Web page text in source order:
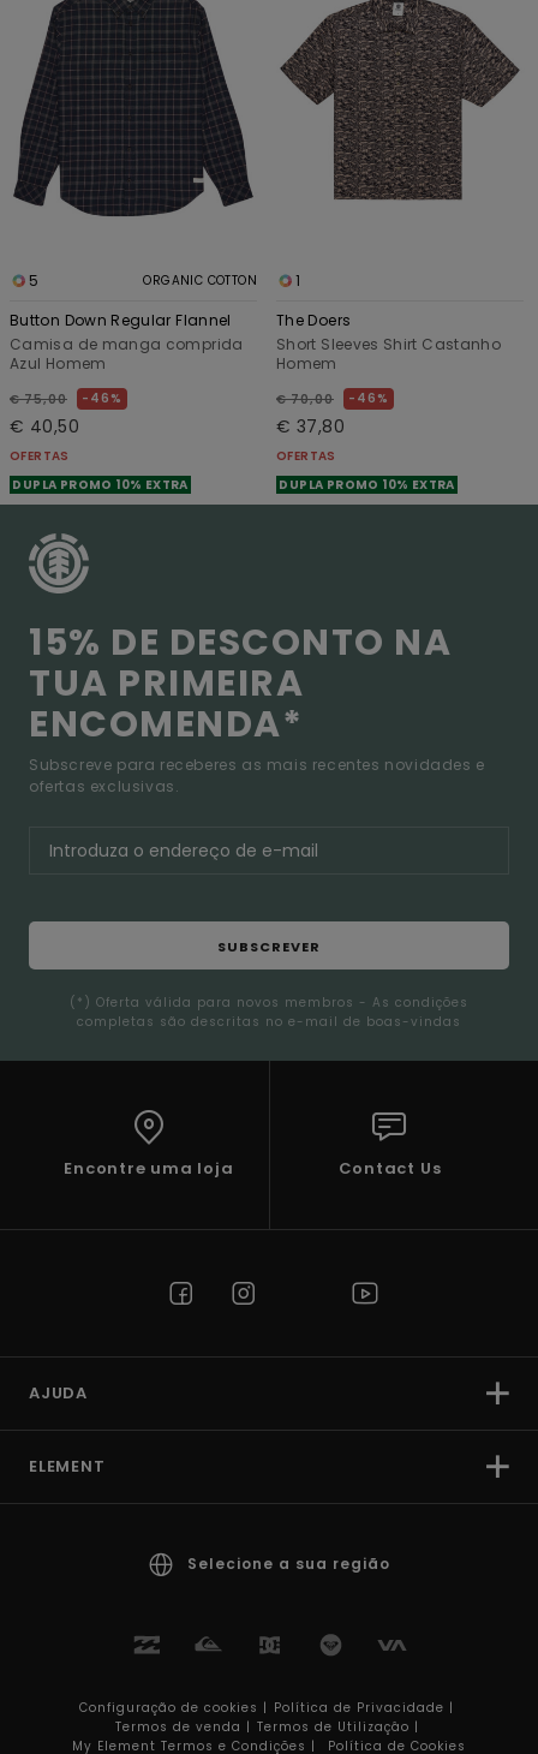
5 ORGANIC COTTON
Button Down Regular Flannel
Camisa de manga comprida
Azul Homem
€ 75,00 46%
€ 40,50
OFERTAS
DUPLA PROMO 10% EXTRA
1
The Doers
Short Sleeves Shirt Castanho
Homem
€ 70,00 46%
€ 37,80
OFERTAS
DUPLA PROMO 10% EXTRA
15% DE DESCONTO NA
TUA PRIMEIRA
ENCOMENDA*
Subscreve para receberes as mais recentes novidades e
ofertas exclusivas.
SUBSCREVER
(*) Oferta válida para novos membros - As condições
completas são descritas no e-mail de boas-vindas
Encontre uma loja Contact Us
AJUDA
ELEMENT
Selecione a sua região
Configuração de cookies | Política de Privacidade |
Termos de venda | Termos de Utilizaçâo |
My Element Termos e Condições |
Política de Cookies